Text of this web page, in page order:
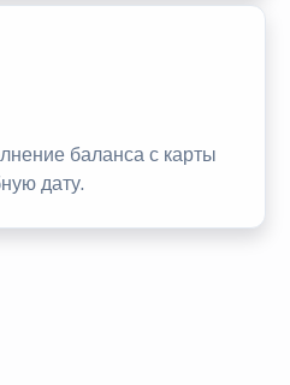
баланса с карты
дату.